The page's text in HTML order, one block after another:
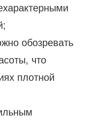
обозревать
что
плотной